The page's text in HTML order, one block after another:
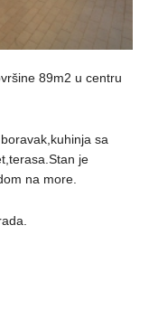
89m2 u centru
sa
je
na more.